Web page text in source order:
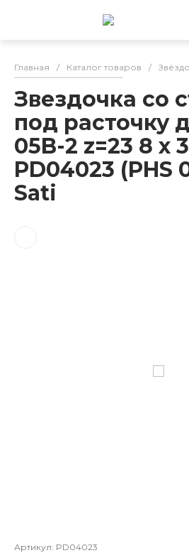
Главная / Каталог товаров /
Звездочка со
под расточку
05B-2 z=23 8 x
PD04023 (PHS
Sati
Артикул: PD04023